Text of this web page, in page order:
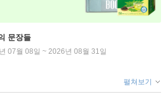
문장들
07월 08일 ~ 2026년 08월 31일
펼쳐보기